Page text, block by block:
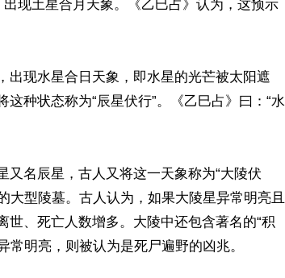
现土星合月天象。《乙巳占》认为，这预示
出现水星合日天象，即水星的光芒被太阳遮
种状态称为“辰星伏行”。《乙巳占》曰：“水
名辰星，古人又将这一天象称为“大陵伏
大型陵墓。古人认为，如果大陵星异常明亮且
、死亡人数增多。大陵中还包含著名的“积
常明亮，则被认为是死尸遍野的凶兆。